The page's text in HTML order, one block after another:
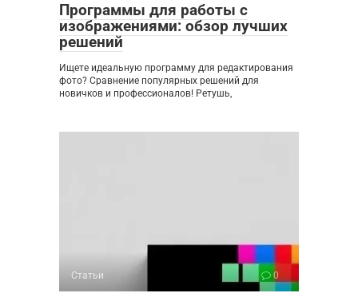
Программы для работы с
изображениями: обзор лучших
решений
Ищете идеальную программу для редактирования
фото? Сравнение популярных решений для
новичков и профессионалов! Ретушь,
Статьи 0